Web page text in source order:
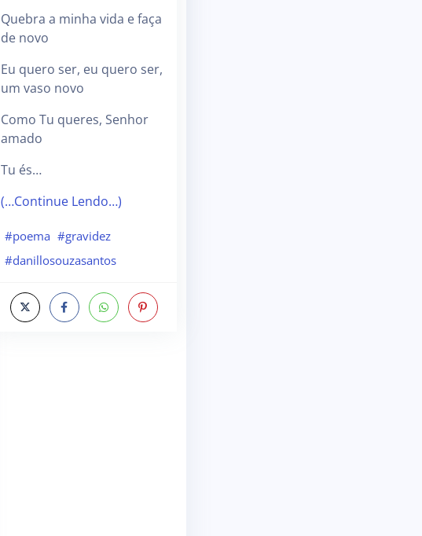
Quebra a minha vida e faça
de novo
Eu quero ser, eu quero ser,
um vaso novo
Como Tu queres, Senhor
amado
Tu és…
(…Continue Lendo…)
#poema #gravidez
#danillosouzasantos